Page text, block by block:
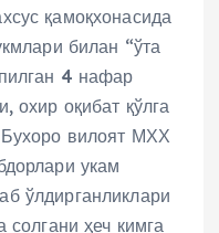
қамоқхонасида
билан “ўта
4 нафар
охир оқибат қўлга
Бухоро вилоят МХХ
укам
ўлдирганликлари
солгани ҳеч кимга